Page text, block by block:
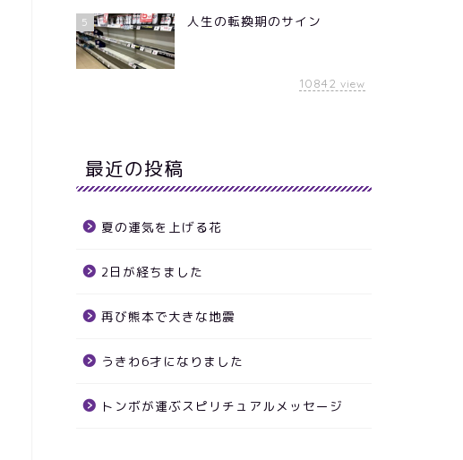
5 人生の転換期のサイン
10842 view
最近の投稿
夏の運気を上げる花
2日が経ちました
再び熊本で大きな地震
うきわ6才になりました
トンボが運ぶスピリチュアルメッセージ